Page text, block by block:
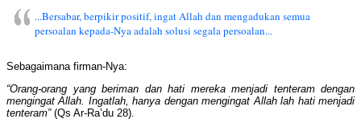
...Bersabar, berpikir positif, ingat Allah dan mengadukan semua
persoalan kepada-Nya adalah solusi segala persoalan...
Sebagaimana firman-Nya:
“Orang-orang yang beriman dan hati mereka menjadi tenteram dengan
mengingat Allah. Ingatlah, hanya dengan mengingat Allah lah hati menjadi
tenteram”(Qs Ar-Ra’du 28).